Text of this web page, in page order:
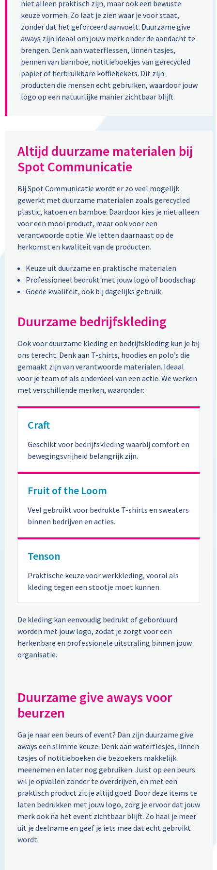
Thermosbekers
Thermosflessen en Thermosbekers
Sets
Schoteltjes
American Tourister
Samsonite
Rugzakken
Koeltassen en Koelboxen
Waterbestendige tassen
Duffeltassen
Accessoires voor tassen
Afvaltassen
Aktetassen
Autotassen
Crossbody tassen
Documententassen
Fietstassen
Heuptassen
Jute tassen
Kledingtassen
Matrozentassen
Papieren tassen
Reistassensets
Schoenentassen
Schoudertassen
Sporttassen
Tablettassen
Trolleys
Golftassen
Goodiebags
Bowlingtassen
Geschenksets
Memo's
Papier- en memohouders
Pennen etui's
Pennenhouders
Post, Pen en Geschenkverpakkingen
Potloden
Whiteboards en flipcharts
Stickers
Batterijen
Zonne-energie opladers
USB Sticks
Laser pointers
Hoofdtelefoons
Speakers en Speakeraccessoires
Audio oordopjes
Telefoonstandaards en accessoires
Kabels en toebehoren
Computer- en Laptopaccessoires
Tabletstandaards en accessoires
Lollies
Snoep
Pepermunt
Overhemden
Werkkleding
Caps, Hoeden en Mutsen
Handschoenen en Sjaals
Broeken en Rokken
Peuters en Baby's
Sokken
Dekens, Fleecedekens en Kussens
Kledingaccessoires
Regenkleding
Schoenen
niet alleen praktisch zijn, maar ook een bewuste
keuze vormen. Zo laat je zien waar je voor staat,
zonder dat het geforceerd aanvoelt. Duurzame give
aways zijn ideaal om jouw merk onder de aandacht te
brengen. Denk aan waterflessen, linnen tasjes,
pennen van bamboe, notitieboekjes van gerecycled
papier of herbruikbare koffiebekers. Dit zijn
producten die mensen echt gebruiken, waardoor jouw
logo op een natuurlijke manier zichtbaar blijft.
Altijd duurzame materialen bij
Spot Communicatie
Bij Spot Communicatie wordt er zo veel mogelijk
gewerkt met duurzame materialen zoals gerecycled
plastic, katoen en bamboe. Daardoor kies je niet alleen
voor een mooi product, maar ook voor een
verantwoorde optie. We letten daarnaast op de
herkomst en kwaliteit van de producten.
Keuze uit duurzame en praktische materialen
Professioneel bedrukt met jouw logo of boodschap
Goede kwaliteit, ook bij dagelijks gebruik
Duurzame bedrijfskleding
Ook voor duurzame kleding en bedrijfskleding kun je bij
ons terecht. Denk aan T-shirts, hoodies en polo’s die
gemaakt zijn van verantwoorde materialen. Ideaal
voor je team of als onderdeel van een actie. We werken
met verschillende merken, waaronder:
Craft
Geschikt voor bedrijfskleding waarbij comfort en
bewegingsvrijheid belangrijk zijn.
Fruit of the Loom
Veel gebruikt voor bedrukte T-shirts en sweaters
binnen bedrijven en acties.
Tenson
Praktische keuze voor werkkleding, vooral als
kleding tegen een stootje moet kunnen.
De kleding kan eenvoudig bedrukt of geborduurd
worden met jouw logo, zodat je zorgt voor een
herkenbare en professionele uitstraling binnen jouw
organisatie.
Duurzame give aways voor
beurzen
Ga je naar een beurs of event? Dan zijn duurzame give
aways een slimme keuze. Denk aan waterflesjes, linnen
tasjes of notitieboeken die bezoekers makkelijk
meenemen en later nog gebruiken. Juist op een beurs
wil je opvallen zonder te overdrijven, en met een
praktisch product zit je altijd goed. Door deze items te
laten bedrukken met jouw logo, zorg je ervoor dat jouw
merk ook na het event zichtbaar blijft. Zo haal je meer
uit je deelname en geef je iets mee dat echt gebruikt
wordt.